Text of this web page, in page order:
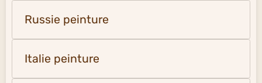
Russie peinture
Italie peinture